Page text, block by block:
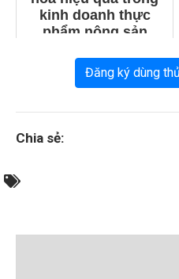
kinh doanh thực
phẩm nông sản
Đăng ký dùng
Chia sẻ: